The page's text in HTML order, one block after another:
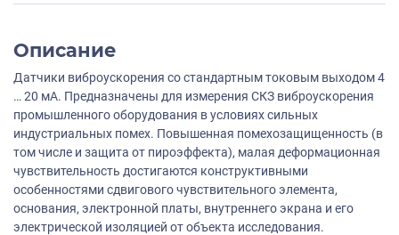
Описание
Датчики виброускорения со стандартным токовым выходом 4
… 20 мА. Предназначены для измерения СКЗ виброускорения
промышленного оборудования в условиях сильных
индустриальных помех. Повышенная помехозащищенность (в
том числе и защита от пироэффекта), малая деформационная
чувствительность достигаются конструктивными
особенностями сдвигового чувствительного элемента,
основания, электронной платы, внутреннего экрана и его
электрической изоляцией от объекта исследования.